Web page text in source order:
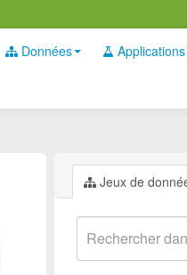
Données Applications
Jeux de